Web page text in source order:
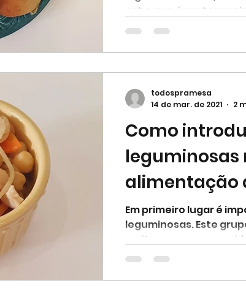
acho que é um tema
Como
leguminosas
alimentação
Em primeiro lugar é
leguminosas. Este
muitas vezes
todospramesa
14 de mar. de 2021
2